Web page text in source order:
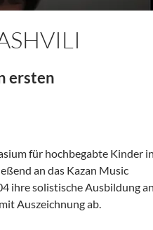
ihren ersten
für hochbegabte Kinder in
an das Kazan Music
ihre solistische Ausbildung an
Auszeichnung ab.